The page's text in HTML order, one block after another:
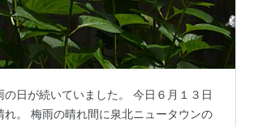
の日が続いていました。 今日６月１３日
れ。 梅雨の晴れ間に泉北ニュータウンの